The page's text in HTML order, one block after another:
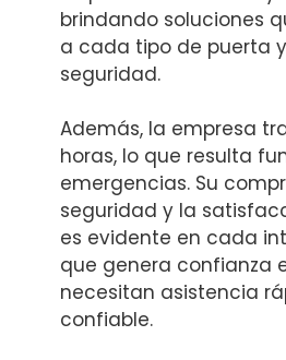
brindando soluciones
a cada tipo de puerta
seguridad.
Además, la empresa
horas, lo que resulta
emergencias. Su
seguridad y la
es evidente en cada
que genera confianza
necesitan asistencia
confiable.